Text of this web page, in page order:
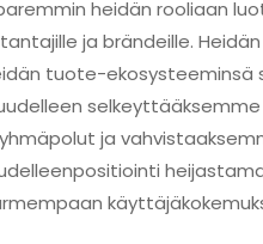
heidän rooliaan
ja brändeille.
tuote-ekosysteeminsä
ja